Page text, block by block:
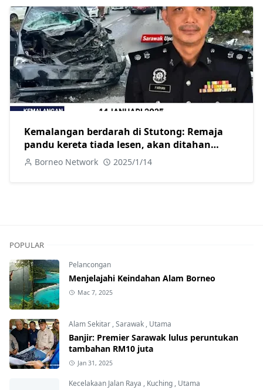
Kemalangan berdarah di Stutong: Remaja
pandu kereta tiada lesen, akan ditahan
selepas dirawat
Borneo Network 2025/1/14
POPULAR
Pelancongan
Menjelajahi Keindahan Alam Borneo
Mac 7, 2025
Alam Sekitar ,Sarawak , Utama
Banjir: Premier Sarawak lulus peruntukan
tambahan RM10 juta
Jan 31, 2025
Kecelakaan Jalan Raya , Kuching , Utama